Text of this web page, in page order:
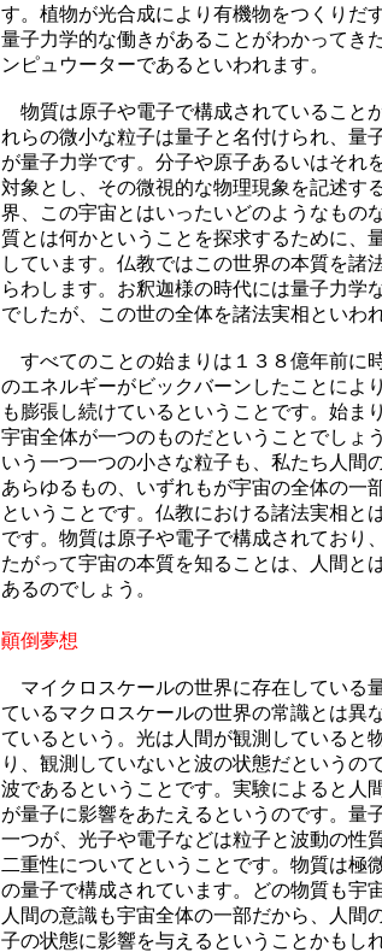
す。植物が光合成により有機物をつくりだ
量子力学的な働きがあることがわかってき
ンピュウーターであるといわれます。
物質は原子や電子で構成されていること
れらの微小な粒子は量子と名付けられ、量
が量子力学です。分子や原子あるいはそれ
対象とし、その微視的な物理現象を記述す
界、この宇宙とはいったいどのようなもの
質とは何かということを探求するために、
しています。仏教ではこの世界の本質を諸
らわします。お釈迦様の時代には量子力学
でしたが、この世の全体を諸法実相といわ
すべてのことの始まりは１３８億年前に
のエネルギーがビックバーンしたことによ
も膨張し続けているということです。始ま
宇宙全体が一つのものだということでしょ
いう一つ一つの小さな粒子も、私たち人間
あらゆるもの、いずれもが宇宙の全体の一
ということです。仏教における諸法実相と
です。物質は原子や電子で構成されており
たがって宇宙の本質を知ることは、人間と
あるのでしょう。
顚倒夢想
マイクロスケールの世界に存在している
ているマクロスケールの世界の常識とは異
ているという。光は人間が観測 していると
り、観測していないと波の状態だというの
波であるということです。実験によると人
が量子に影響をあたえるというのです。 量
一つが、光子や電子などは粒子と波動の性
二重性についてということです。物質は極
の量子で構成されています。
どの物質も宇
人間の意識も宇宙全体の一部だから、人間
子の状態に影響を与えるということかもし